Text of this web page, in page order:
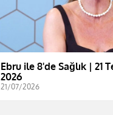
Ebru ile 8'de Sağlık | 21
2026
21/07/2026